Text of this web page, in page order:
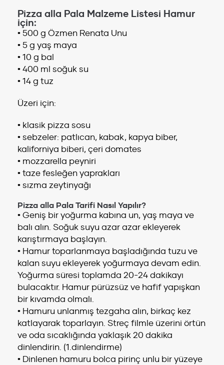
Pizza alla Pala Malzeme Listesi Hamur
için:
• 500 g Özmen Renata Unu
• 5 g yaş maya
• 10 g bal
• 400 ml soğuk su
• 14 g tuz
Üzeri için:
• klasik pizza sosu
• sebzeler: patlıcan, kabak, kapya biber,
kaliforniya biberi, çeri domates
• mozzarella peyniri
• taze fesleğen yaprakları
• sızma zeytinyağı
Pizza alla Pala Tarifi Nasıl Yapılır?
• Geniş bir yoğurma kabına un, yaş maya ve
balı alın. Soğuk suyu azar azar ekleyerek
karıştırmaya başlayın.
• Hamur toparlanmaya başladığında tuzu ve
kalan suyu ekleyerek yoğurmaya devam edin.
Yoğurma süresi toplamda 20-24 dakikayı
bulacaktır. Hamur pürüzsüz ve hafif yapışkan
bir kıvamda olmalı.
• Hamuru unlanmış tezgaha alın, birkaç kez
katlayarak toparlayın. Streç filmle üzerini örtün
ve oda sıcaklığında yaklaşık 20 dakika
dinlendirin. (1.dinlendirme)
• Dinlenen hamuru bolca pirinç unlu bir yüzeye